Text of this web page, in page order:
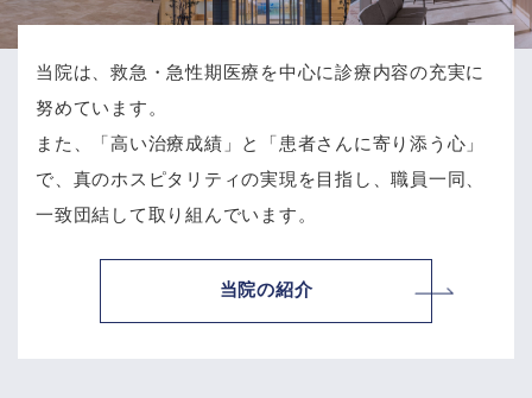
当院は、救急・急性期医療を中心に診療内容の充実に
努めています。
また、「高い治療成績」と「患者さんに寄り添う心」
で、 真のホスピタリティの実現を目指し、職員一同、
一致団結して取り組んでいます。
当院の紹介